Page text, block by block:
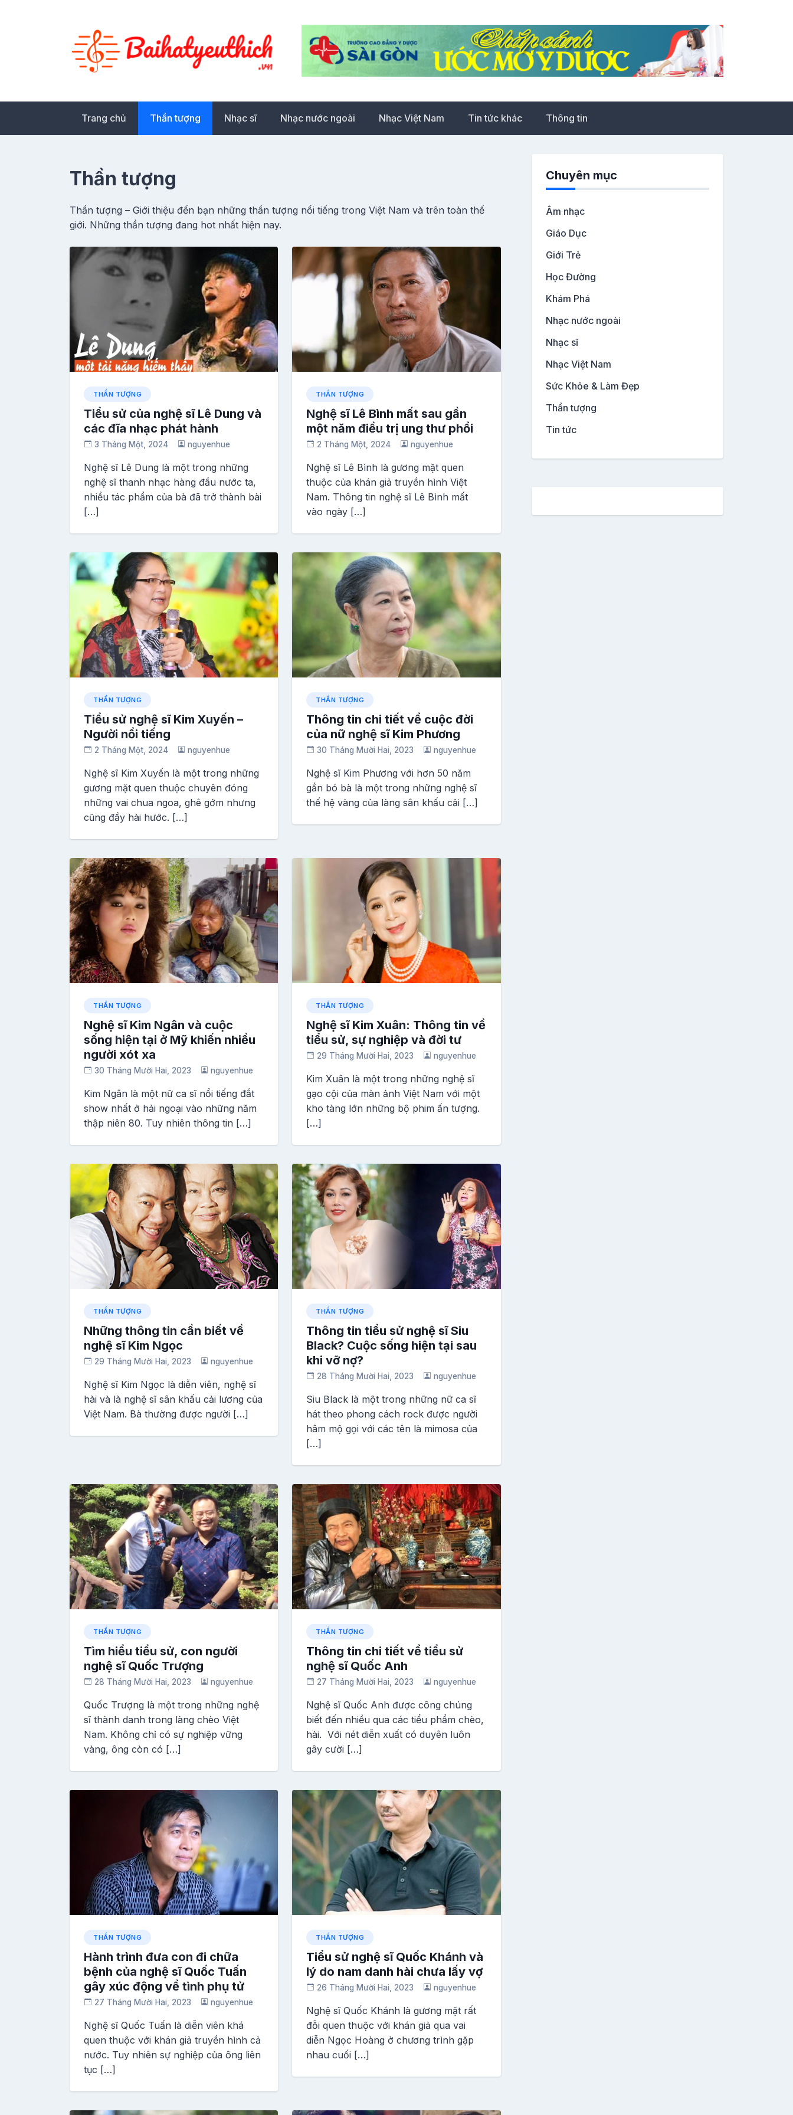
Trang chủ Thần tượng Nhạc sĩ Nhạc nước ngoài Nhạc Việt Nam Tin tức khác Thông tin
Thần tượng
Thần tượng – Giới thiệu đến bạn những thần tượng nổi tiếng trong Việt Nam và trên toàn thế
giới. Những thần tượng đang hot nhất hiện nay.
THẦN TƯỢNG
Tiểu sử của nghệ sĩ Lê Dung và
các đĩa nhạc phát hành
3 Tháng Một, 2024 nguyenhue
Nghệ sĩ Lê Dung là một trong những
nghệ sĩ thanh nhạc hàng đầu nước ta,
nhiều tác phẩm của bà đã trở thành bài
[…]
THẦN TƯỢNG
Nghệ sĩ Lê Bình mất sau gần
một năm điều trị ung thư phổi
2 Tháng Một, 2024 nguyenhue
Nghệ sĩ Lê Bình là gương mặt quen
thuộc của khán giả truyền hình Việt
Nam. Thông tin nghệ sĩ Lê Bình mất
vào ngày […]
THẦN TƯỢNG
Tiểu sử nghệ sĩ Kim Xuyến –
Người nổi tiếng
2 Tháng Một, 2024 nguyenhue
Nghệ sĩ Kim Xuyến là một trong những
gương mặt quen thuộc chuyên đóng
những vai chua ngoa, ghê gớm nhưng
cũng đầy hài hước. […]
THẦN TƯỢNG
Thông tin chi tiết về cuộc đời
của nữ nghệ sĩ Kim Phương
30 Tháng Mười Hai, 2023 nguyenhue
Nghệ sĩ Kim Phương với hơn 50 năm
gắn bó bà là một trong những nghệ sĩ
thế hệ vàng của làng sân khấu cải […]
THẦN TƯỢNG
Nghệ sĩ Kim Ngân và cuộc
sống hiện tại ở Mỹ khiến nhiều
người xót xa
30 Tháng Mười Hai, 2023 nguyenhue
Kim Ngân là một nữ ca sĩ nổi tiếng đắt
show nhất ở hải ngoại vào những năm
thập niên 80. Tuy nhiên thông tin […]
THẦN TƯỢNG
Nghệ sĩ Kim Xuân: Thông tin về
tiểu sử, sự nghiệp và đời tư
29 Tháng Mười Hai, 2023 nguyenhue
Kim Xuân là một trong những nghệ sĩ
gạo cội của màn ảnh Việt Nam với một
kho tàng lớn những bộ phim ấn tượng.
[…]
THẦN TƯỢNG
Những thông tin cần biết về
nghệ sĩ Kim Ngọc
29 Tháng Mười Hai, 2023 nguyenhue
Nghệ sĩ Kim Ngọc là diễn viên, nghệ sĩ
hài và là nghệ sĩ sân khấu cải lương của
Việt Nam. Bà thường được người […]
THẦN TƯỢNG
Thông tin tiểu sử nghệ sĩ Siu
Black? Cuộc sống hiện tại sau
khi vỡ nợ?
28 Tháng Mười Hai, 2023 nguyenhue
Siu Black là một trong những nữ ca sĩ
hát theo phong cách rock được người
hâm mộ gọi với các tên là mimosa của
[…]
THẦN TƯỢNG
Tìm hiểu tiểu sử, con người
nghệ sĩ Quốc Trượng
28 Tháng Mười Hai, 2023 nguyenhue
Quốc Trượng là một trong những nghệ
sĩ thành danh trong làng chèo Việt
Nam. Không chỉ có sự nghiệp vững
vàng, ông còn có […]
THẦN TƯỢNG
Thông tin chi tiết về tiểu sử
nghệ sĩ Quốc Anh
27 Tháng Mười Hai, 2023 nguyenhue
Nghệ sĩ Quốc Anh được công chúng
biết đến nhiều qua các tiểu phẩm chèo,
hài. Với nét diễn xuất có duyên luôn
gây cười […]
THẦN TƯỢNG
Hành trình đưa con đi chữa
bệnh của nghệ sĩ Quốc Tuấn
gây xúc động về tình phụ tử
27 Tháng Mười Hai, 2023 nguyenhue
Nghệ sĩ Quốc Tuấn là diễn viên khá
quen thuộc với khán giả truyền hình cả
nước. Tuy nhiên sự nghiệp của ông liên
tục […]
THẦN TƯỢNG
Tiểu sử nghệ sĩ Quốc Khánh và
lý do nam danh hài chưa lấy vợ
26 Tháng Mười Hai, 2023 nguyenhue
Nghệ sĩ Quốc Khánh là gương mặt rất
đỗi quen thuộc với khán giả qua vai
diễn Ngọc Hoàng ở chương trình gặp
nhau cuối […]
Chuyên mục
Âm nhạc
Giáo Dục
Giới Trẻ
Học Đường
Khám Phá
Nhạc nước ngoài
Nhạc sĩ
Nhạc Việt Nam
Sức Khỏe & Làm Đẹp
Thần tượng
Tin tức